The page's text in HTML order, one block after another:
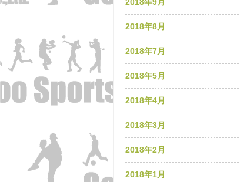
2018年8月
2018年7月
2018年5月
2018年4月
2018年3月
2018年2月
2018年1月